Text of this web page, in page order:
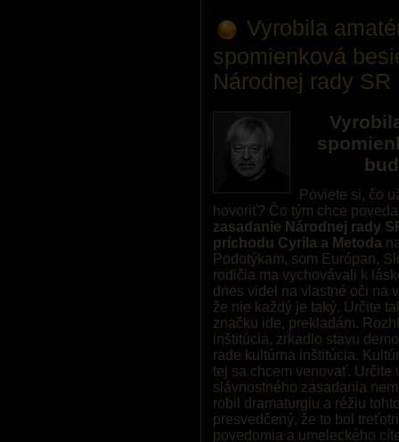
Vyrobila
spomienková
Národnej rady SR
Poviete si, čo
hovoriť? Čo tým chce
zasadanie Národnej rady
príchodu Cyrila a Metoda
Podotýkam, som Európan,
rodičia ma vychovávali k
dnes videl na vlastné oči na
že nie každý je taký. Určite
značku ide, prekladám.
inštitúcia, zrkadlo stavu
rade kultúrna inštitúcia.
tej sa chcem venovať. Určite
slávnostného zasadania
robil dramaturgiu a réžiu
presvedčený, že to bol
povedomia a umeleckého